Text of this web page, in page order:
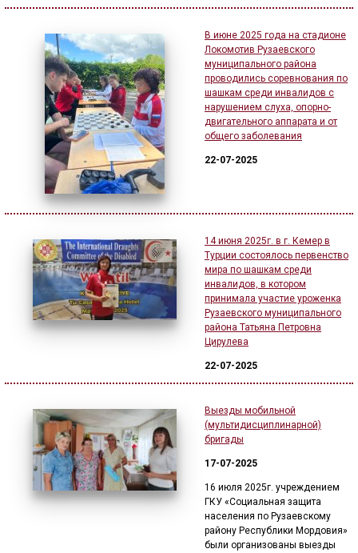
В июне 2025 года на стадионе
Локомотив Рузаевского
муниципального района
проводились соревнования по
шашкам среди инвалидов с
нарушением слуха, опорно-
двигательного аппарата и от
общего заболевания
22-07-2025
14 июня 2025г. в г. Кемер в
Турции состоялось первенство
мира по шашкам среди
инвалидов, в котором
принимала участие уроженка
Рузаевского муниципального
района Татьяна Петровна
Цирулева
22-07-2025
Выезды мобильной
(мультидисциплинарной)
бригады
17-07-2025
16 июля 2025г. учреждением
ГКУ «Социальная защита
населения по Рузаевскому
району Республики Мордовия»
были организованы выезды